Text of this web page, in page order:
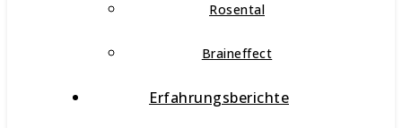
Rosental
Braineffect
Erfahrungsberichte